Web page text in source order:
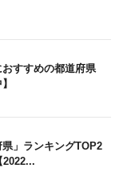
おすすめの都道府県
県」ランキングTOP2